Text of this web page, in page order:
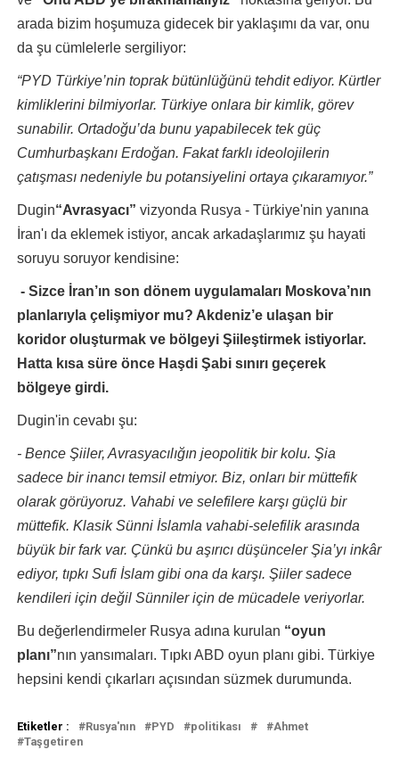
arada bizim hoşumuza gidecek bir yaklaşımı da var, onu
da şu cümlelerle sergiliyor:
“PYD Türkiye’nin toprak bütünlüğünü tehdit ediyor. Kürtler
kimliklerini bilmiyorlar. Türkiye onlara bir kimlik, görev
sunabilir. Ortadoğu’da bunu yapabilecek tek güç
Cumhurbaşkanı Erdoğan. Fakat farklı ideolojilerin
çatışması nedeniyle bu potansiyelini ortaya çıkaramıyor.”
Dugin“Avrasyacı” vizyonda Rusya - Türkiye'nin yanına
İran'ı da eklemek istiyor, ancak arkadaşlarımız şu hayati
soruyu soruyor kendisine:
- Sizce İran’ın son dönem uygulamaları Moskova’nın
planlarıyla çelişmiyor mu? Akdeniz’e ulaşan bir
koridor oluşturmak ve bölgeyi Şiileştirmek istiyorlar.
Hatta kısa süre önce Haşdi Şabi sınırı geçerek
bölgeye girdi.
Dugin'in cevabı şu:
- Bence Şiiler, Avrasyacılığın jeopolitik bir kolu. Şia
sadece bir inancı temsil etmiyor. Biz, onları bir müttefik
olarak görüyoruz. Vahabi ve selefilere karşı güçlü bir
müttefik. Klasik Sünni İslamla vahabi-selefilik arasında
büyük bir fark var. Çünkü bu aşırıcı düşünceler Şia’yı inkâr
ediyor, tıpkı Sufi İslam gibi ona da karşı. Şiiler sadece
kendileri için değil Sünniler için de mücadele veriyorlar.
Bu değerlendirmeler Rusya adına kurulan “oyun
planı”nın yansımaları. Tıpkı ABD oyun planı gibi. Türkiye
hepsini kendi çıkarları açısından süzmek durumunda.
Etiketler : Rusya'nın PYD politikası
Ahmet
Taşgetiren